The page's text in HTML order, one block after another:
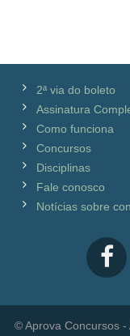
2ª via do boleto
Assinatura
Como funciona
Concursos
Disciplinas
Fale conosco
Notícias sobre
© Aprova Concursos -